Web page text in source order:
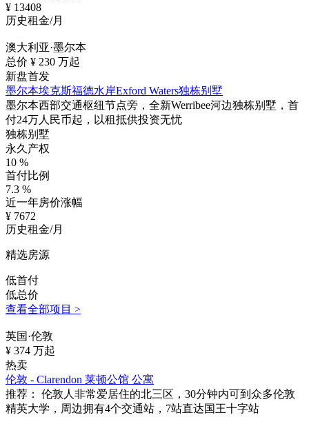
¥ 13408
历史租金/月
澳大利亚·墨尔本
总价 ¥ 230 万起
新盘首发
墨尔本埃克斯福德水岸Exford Waters独栋别墅
墨尔本西部交通枢纽节点旁，全新Werribee河边独栋别墅，首
付24万人民币起，以租抵供投资无忧
独栋别墅
永久产权
10 %
首付比例
7.3 %
近一年房价涨幅
¥ 7672
历史租金/月
精选房源
低首付
低总价
查看全部项目 >
英国·伦敦
¥ 374 万起
热卖
伦敦 - Clarendon 莱顿公馆 公寓
推荐：
伦敦人非常爱居住的北三区，30分钟内可到众多伦敦
精英大学，周边拥有4个交通站，7站直达国王十字站